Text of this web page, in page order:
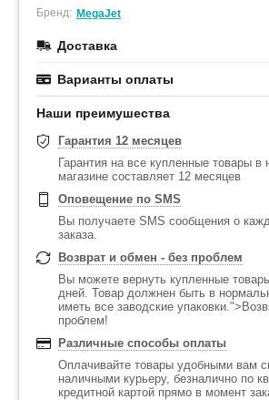
Бренд: MegaJet
Доставка
Варианты оплаты
Наши преимушества
Гарантия 12 месяцев
Гарантия на все купленные товары в
магазине составляет 12 месяцев
Оповещение по SMS
Вы получаете SMS сообщения о
заказа.
Возврат и обмен - без проблем
Вы можете вернуть купленные
дней. Товар должнен быть в
иметь все заводские
проблем!
Различные способы оплаты
Оплачивайте товары удобными вам
наличными курьеру, безналично по
кредитной картой прямо в момент